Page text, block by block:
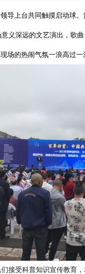
导 上台共同触摸启动球
义深远的文艺演出，歌
场的热闹气氛一浪高过一
接受科普知识宣传教育